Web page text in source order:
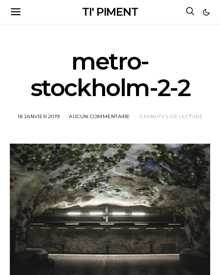
TI' PIMENT
metro-
stockholm-2-2
18 JANVIER 2019 AUCUN COMMENTAIRE 0 MINUTES DE LECTURE